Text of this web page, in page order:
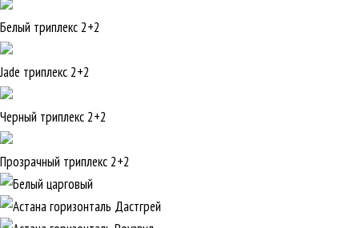
Белый триплекс 2+2
Jade триплекс 2+2
Черный триплекс 2+2
Прозрачный триплекс 2+2